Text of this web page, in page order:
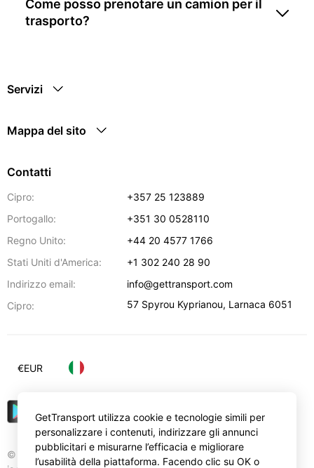
Come posso prenotare un camion per il
trasporto?
Servizi
Mappa del sito
Contatti
Cipro:
+357 25 123889
Portogallo:
+351 30 0528110
Regno Unito:
+44 20 4577 1766
Stati Uniti d'America:
+1 302 240 28 90
Indirizzo email:
info@gettransport.com
Cipro:
57 Spyrou Kyprianou, Larnaca 6051
© Gettransport International Limited. GetTransport®
€EUR
GetTransport utilizza cookie e tecnologie simili per
personalizzare i contenuti, indirizzare gli annunci
pubblicitari e misurarne l’efficacia e migliorare
l’usabilità della piattaforma. Facendo clic su OK o